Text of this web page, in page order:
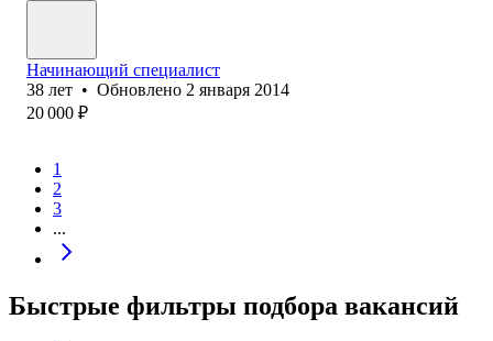
Начинающий специалист
38 лет • Обновлено 2 января 2014
20 000 ₽
1
2
3
...
Быстрые фильтры подбора вакансий